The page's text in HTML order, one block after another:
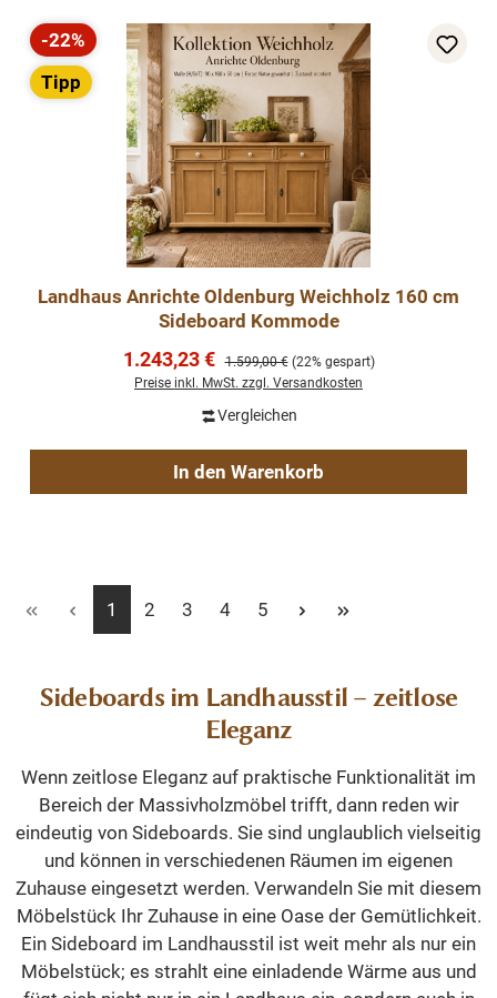
Rabatt
-22%
Tipp
Landhaus Anrichte Oldenburg Weichholz 160 cm
Sideboard Kommode
Verkaufspreis:
1.243,23 € Regulärer Preis:
1.599,00 € (22% gespart)
Preise inkl. MwSt. zzgl. Versandkosten
Vergleichen
In den Warenkorb
Seite
1 Seite
2 Seite
3 Seite
4 Seite
5
Sideboards im Landhausstil – zeitlose
Eleganz
Wenn zeitlose Eleganz auf praktische Funktionalität im
Bereich der Massivholzmöbel trifft, dann reden wir
eindeutig von Sideboards. Sie sind unglaublich vielseitig
und können in verschiedenen Räumen im eigenen
Zuhause eingesetzt werden. Verwandeln Sie mit diesem
Möbelstück Ihr Zuhause in eine Oase der Gemütlichkeit.
Ein Sideboard im Landhausstil ist weit mehr als nur ein
Möbelstück; es strahlt eine einladende Wärme aus und